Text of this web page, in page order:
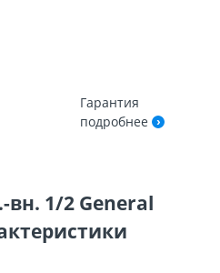
Гарантия
подробнее
1/2 General